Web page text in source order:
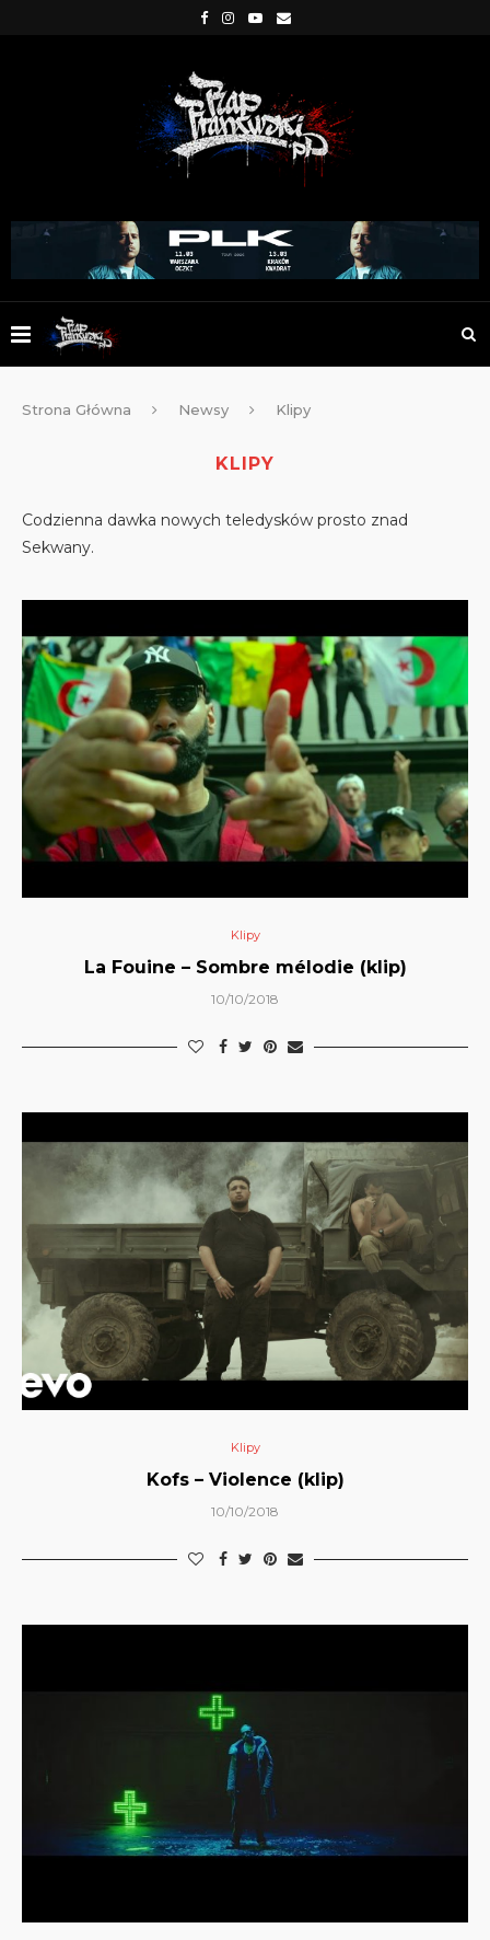
Strona Główna Newsy Klipy
KLIPY
Codzienna dawka nowych teledysków prosto znad
Sekwany.
Klipy
La Fouine – Sombre mélodie (klip)
10/10/2018
Klipy
Kofs – Violence (klip)
10/10/2018